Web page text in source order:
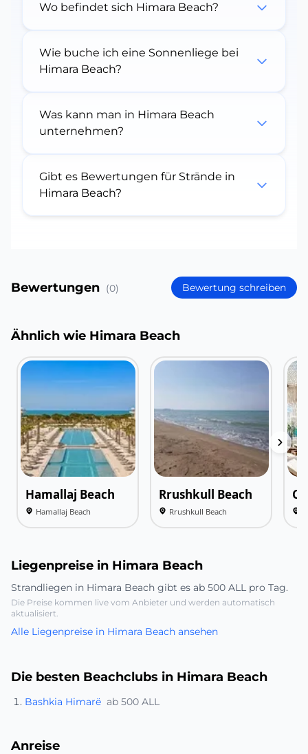
Wo befindet sich Himara Beach?
Wie buche ich eine Sonnenliege bei
Himara Beach?
Was kann man in Himara Beach
unternehmen?
Gibt es Bewertungen für Strände in
Himara Beach?
Bewertungen (0) Bewertung schreiben
Ähnlich wie Himara Beach
Hamallaj Beach
Hamallaj Beach
Rrushkull Beach
Rrushkull Beach
Liegenpreise in Himara Beach
Strandliegen in Himara Beach gibt es ab 500 ALL pro Tag.
Die Preise kommen live vom Anbieter und werden automatisch
aktualisiert.
Alle Liegenpreise in Himara Beach ansehen
Die besten Beachclubs in Himara Beach
Bashkia Himarë ab 500 ALL
Anreise